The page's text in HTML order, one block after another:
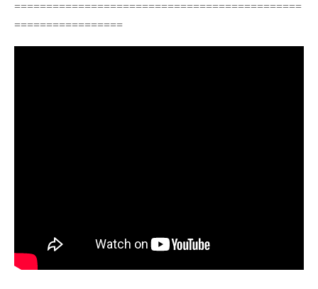
=============================================
=================